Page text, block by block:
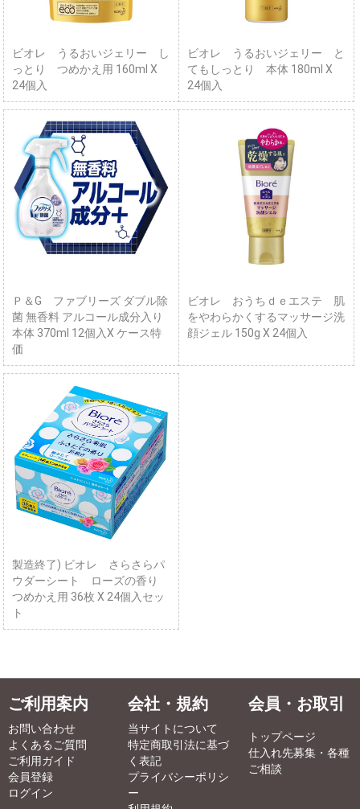
ビオレ うるおいジェリー し
っとり つめかえ用 160ml X
24個入
ビオレ うるおいジェリー と
てもしっとり 本体 180ml X
24個入
Ｐ＆G ファブリーズ ダブル除
菌 無香料 アルコール成分入り
本体 370ml 12個入X ケース特
価
ビオレ おうちｄｅエステ 肌
をやわらかくするマッサージ洗
顔ジェル 150g X 24個入
製造終了) ビオレ さらさらパ
ウダーシート ローズの香り
つめかえ用 36枚 X 24個入セッ
ト
ご利用案内
お問い合わせ
よくあるご質問
ご利用ガイド
会員登録
ログイン
会社・規約
当サイトについて
特定商取引法に基づ
く表記
プライバシーポリシ
ー
会員・お取引
トップページ
仕入れ先募集・各種
ご相談